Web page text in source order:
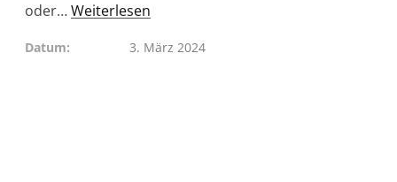
oder…Weiterlesen
Datum 3. März 2024